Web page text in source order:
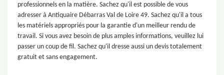
professionnels en la matière. Sachez qu'il est possible de vous
adresser à Antiquaire Débarras Val de Loire 49. Sachez qu'il a tous
les matériels appropriés pour la garantie d'un meilleur rendu de
travail. Si vous avez besoin de plus amples informations, veuillez lui
passer un coup de fil. Sachez qu'il dresse aussi un devis totalement
gratuit et sans engagement.